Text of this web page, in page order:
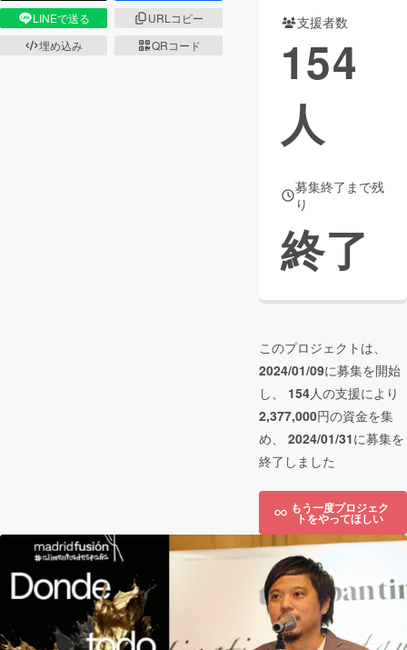
LINEで送る
URLコピー
埋め込み
QRコード
支援者数
154
人
募集終了まで残
り
終了
このプロジェクトは、
2024/01/09に募集を開始
し、 154人の支援により
2,377,000円の資金を集
め、 2024/01/31に募集を
終了しました
もう一度プロジェク
トをやってほしい